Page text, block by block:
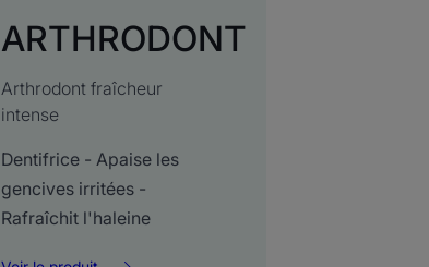
ARTHRODONT
Arthrodont fraîcheur
intense
Dentifrice - Apaise les
gencives irritées -
Rafraîchit l'haleine